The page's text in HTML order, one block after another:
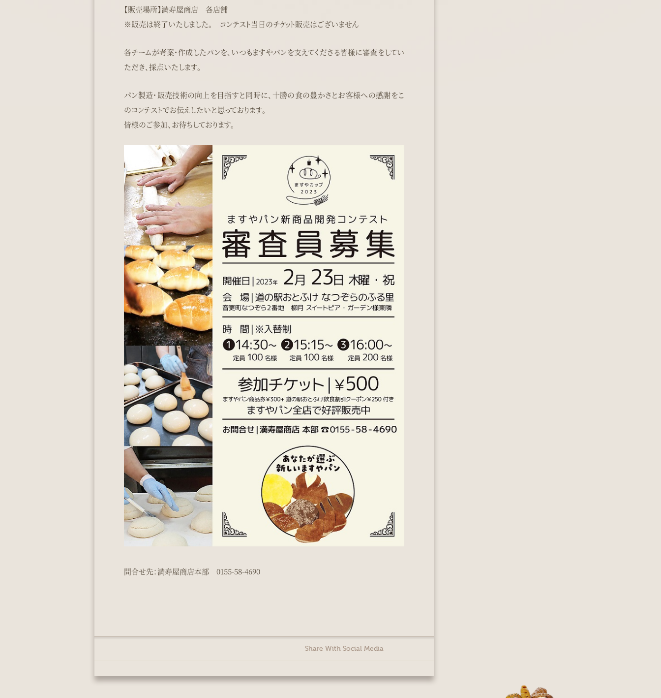
【販売場所】満寿屋商店 各店舗
※販売は終了いたしました。 コンテスト当日のチケット販売はございません
各チームが考案・作成したパンを、いつもますやパンを支えてくださる皆様に審査をしてい
ただき、採点いたします。
パン製造・販売技術の向上を目指すと同時に、十勝の食の豊かさとお客様への感謝をこ
のコンテストでお伝えしたいと思っております。
皆様のご参加、お待ちしております。
問合せ先：満寿屋商店本部 0155-58-4690
Share With Social Media